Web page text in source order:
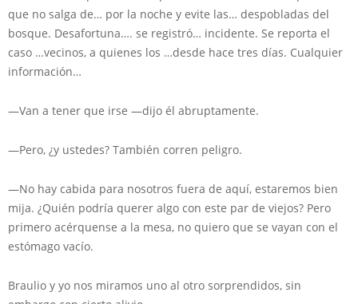
que no salga de… por la noche y evite las… despobladas del
bosque. Desafortuna…. se registró… incidente. Se reporta el
caso …vecinos, a quienes los …desde hace tres días. Cualquier
información…
—Van a tener que irse —dijo él abruptamente.
—Pero, ¿y ustedes? También corren peligro.
—No hay cabida para nosotros fuera de aquí, estaremos bien
mija. ¿Quién podría querer algo con este par de viejos? Pero
primero acérquense a la mesa, no quiero que se vayan con el
estómago vacío.
Braulio y yo nos miramos uno al otro sorprendidos, sin